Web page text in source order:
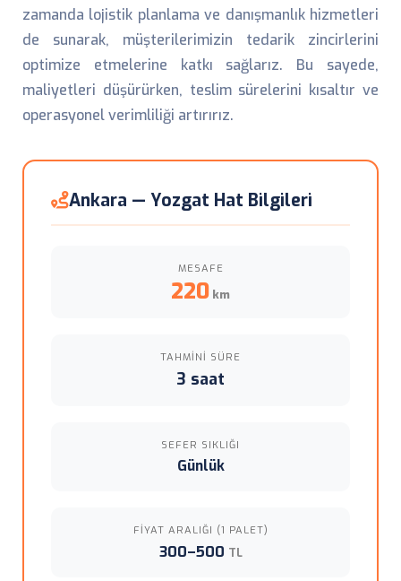
zamanda lojistik planlama ve danışmanlık hizmetleri
de sunarak, müşterilerimizin tedarik zincirlerini
optimize etmelerine katkı sağlarız. Bu sayede,
maliyetleri düşürürken, teslim sürelerini kısaltır ve
operasyonel verimliliği artırırız.
Ankara — Yozgat Hat Bilgileri
MESAFE
220 km
TAHMINI SÜRE
3 saat
SEFER SIKLIĞI
Günlük
FIYAT ARALIĞI (1 PALET)
300–500 TL